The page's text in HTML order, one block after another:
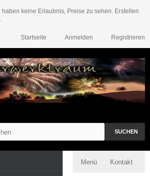
haben keine Erlaubnis, Preise zu sehen. Erstellen
Registrieren
Anmelden
Startseite
SUCHEN
Menü Kontakt